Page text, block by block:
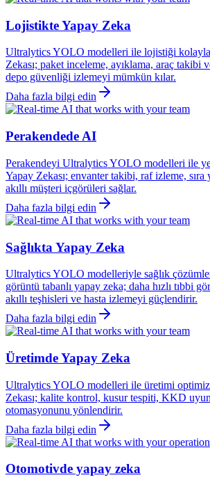
Lojistikte Yapay Zeka
Ultralytics YOLO modelleri ile lojistiği
Zekası; paket inceleme, ayıklama, araç takibi
depo güvenliği izlemeyi mümkün kılar.
Daha fazla bilgi edin
Perakendede AI
Perakendeyi Ultralytics YOLO modelleri ile
Yapay Zekası; envanter takibi, raf izleme, sıra
akıllı müşteri içgörüleri sağlar.
Daha fazla bilgi edin
Sağlıkta Yapay Zeka
Ultralytics YOLO modelleriyle sağlık
görüntü tabanlı yapay zeka; daha hızlı tıbbi
akıllı teşhisleri ve hasta izlemeyi güçlendirir.
Daha fazla bilgi edin
Üretimde Yapay Zeka
Ultralytics YOLO modelleri ile üretimi
Zekası; kalite kontrol, kusur tespiti, KKD
otomasyonunu yönlendirir.
Daha fazla bilgi edin
Otomotivde yapay zeka